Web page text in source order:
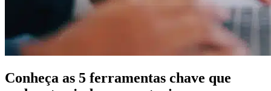
Conheça as 5 ferramentas chave que